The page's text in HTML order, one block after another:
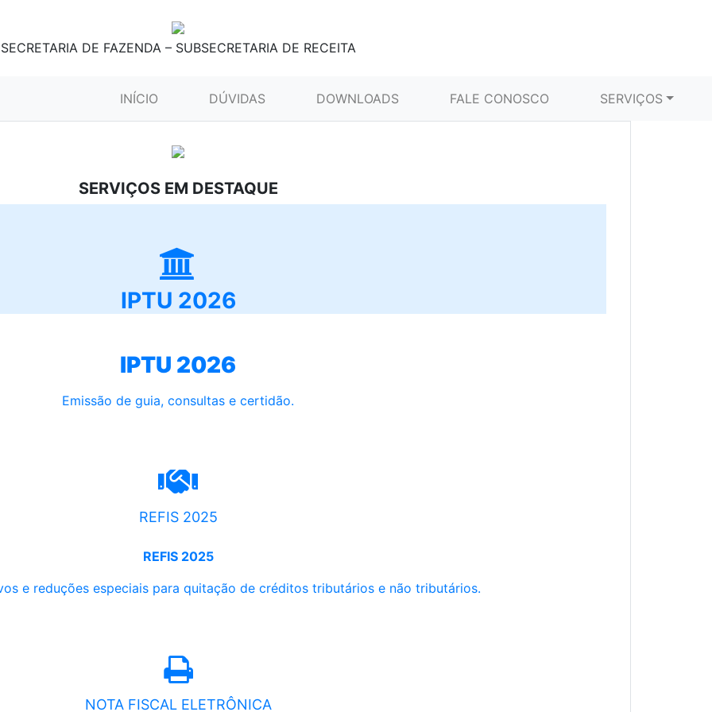
SECRETARIA DE FAZENDA – SUBSECRETARIA DE RECEITA
INÍCIO (CURRENT)DÚVIDAS DOWNLOADS FALE CONOSCO SERVIÇOS
SERVIÇOS EM DESTAQUE
IPTU 2026
IPTU 2026
Emissão de guia, consultas e certidão.
REFIS 2025
REFIS 2025
e reduções especiais para quitação de créditos tributários e não tributários.
NOTA FISCAL ELETRÔNICA